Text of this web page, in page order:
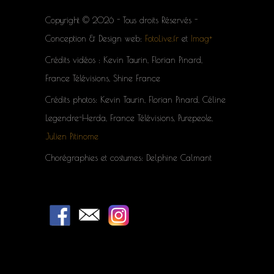
Copyright © 2026 - Tous droits Réservés -
Conception & Design web: FotoLive.fr et Imag+
Crédits vidéos : Kevin Taurin, Florian Pinard,
France Télévisions, Shine France
Crédits photos: Kevin Taurin, Florian Pinard, Céline
Legendre-Herda, France Télévisions, Purepeole,
Julien Pitinome
Chorégraphies et costumes: Delphine Calmant